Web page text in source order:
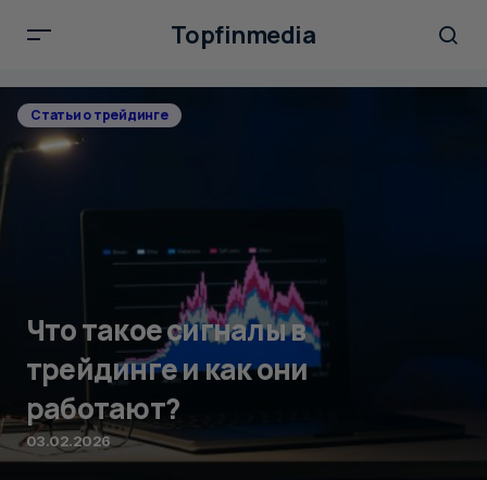
Topfinmedia
Статьи о трейдинге
Что такое сигналы в
трейдинге и как они
работают?
03.02.2026